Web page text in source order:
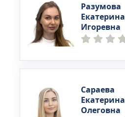
Разумова
Екатерина
Игоревна
Сараева
Екатерина
Олеговна